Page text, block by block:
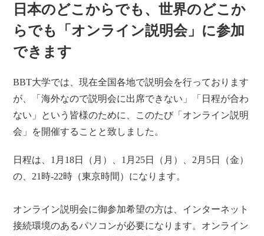
日本のどこからでも、世界のどこか
らでも「オンライン説明会」に参加
できます
BBT大学では、現在全国各地で説明会を行っております
が、「海外なので説明会に出席できない」「日程が合わ
ない」という皆様のために、このたび「オンライン説明
会」を開催することと致しました。
日程は、1月18日（月）、1月25日（月）、2月5日（金）
の、21時-22時（東京時間）になります。
オンライン説明会に御参加希望の方は、インターネット
接続環境のあるパソコンが必要になります。オンライン